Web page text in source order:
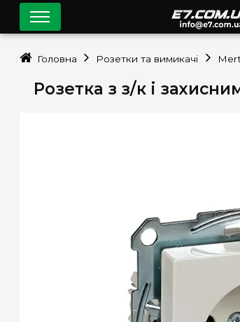
Розетка з з/к і
Головна Розетки та вимикачі